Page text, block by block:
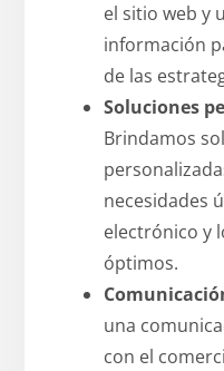
el sitio web y
información
de las
Soluciones
Brindamos
necesidades
electrónico y
óptimos.
una
con el